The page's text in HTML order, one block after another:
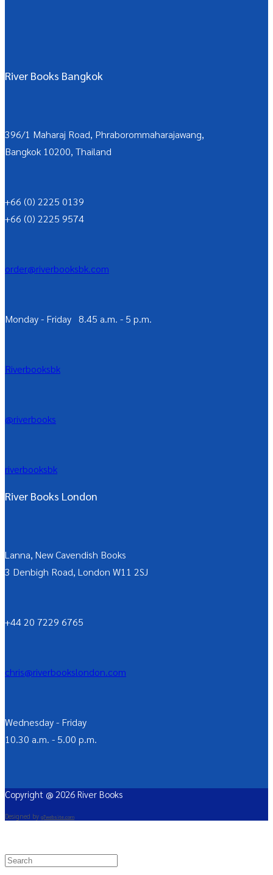
River Books Bangkok
396/1 Maharaj Road, Phraborommaharajawang,
Bangkok 10200, Thailand
+66 (0) 2225 0139
+66 (0) 2225 9574
order@riverbooksbk.com
Monday - Friday 8.45 a.m. - 5 p.m.
Riverbooksbk
@riverbooks
riverbooksbk
River Books London
Lanna, New Cavendish Books
3 Denbigh Road, London W11 2SJ
+44 20 7229 6765
chris@riverbookslondon.com
Wednesday - Friday
10.30 a.m. - 5.00 p.m.
Copyright @ 2026 River Books
Designed by g7website.com